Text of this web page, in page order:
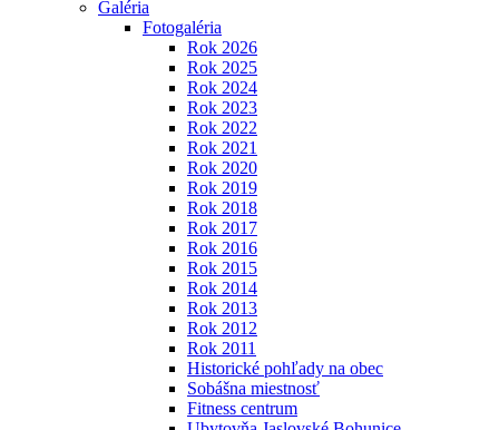
Galéria
Fotogaléria
Rok 2026
Rok 2025
Rok 2024
Rok 2023
Rok 2022
Rok 2021
Rok 2020
Rok 2019
Rok 2018
Rok 2017
Rok 2016
Rok 2015
Rok 2014
Rok 2013
Rok 2012
Rok 2011
Historické pohľady na obec
Sobášna miestnosť
Fitness centrum